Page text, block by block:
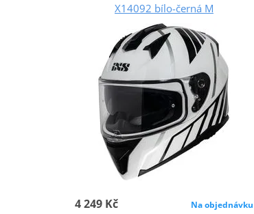
X14092 bílo-černá M
4 249 Kč Na objednávku